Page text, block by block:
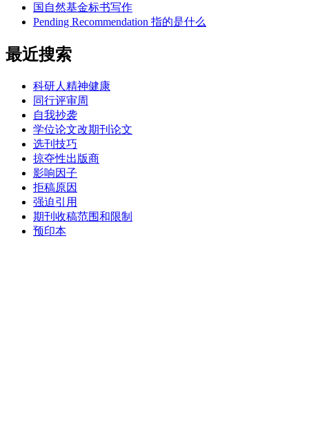
国自然基金标书写作
Pending Recommendation 指的是什么
最近搜索
科研人精神健康
同行评审周
自我抄袭
学位论文改期刊论文
选刊技巧
掠夺性出版商
影响因子
拒稿原因
强迫引用
期刊收稿范围和限制
预印本